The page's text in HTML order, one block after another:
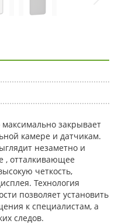
максимально закрывает
камере и датчикам.
незаметно и
, отталкивающее
четкость,
Технология
позволяет установить
к специалистам, а
следов.